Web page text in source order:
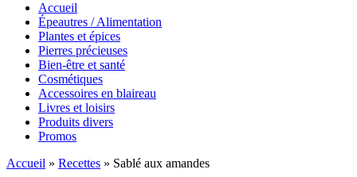
Accueil
Épeautres / Alimentation
Plantes et épices
Pierres précieuses
Bien-être et santé
Cosmétiques
Accessoires en blaireau
Livres et loisirs
Produits divers
Promos
Accueil » Recettes » Sablé aux amandes